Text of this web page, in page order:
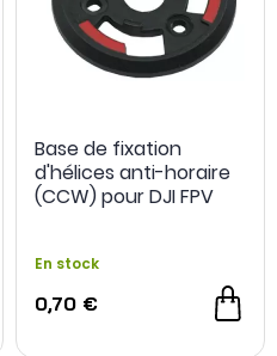
Base de fixation
d'hélices anti-horaire
(CCW) pour DJI FPV
En stock
0,70 €